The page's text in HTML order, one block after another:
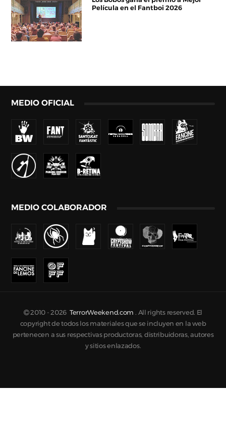
Película en el Fantboi 2026
MEDIO OFICIAL
MEDIO COLABORADOR
2010 -2026 TerrorWeekend.com . All rights reserved. El
copyright de todos los materiales que se incluyen en la web
pertenecen a sus respectivas productoras, distribuidoras, autores
y sitios enlazados.